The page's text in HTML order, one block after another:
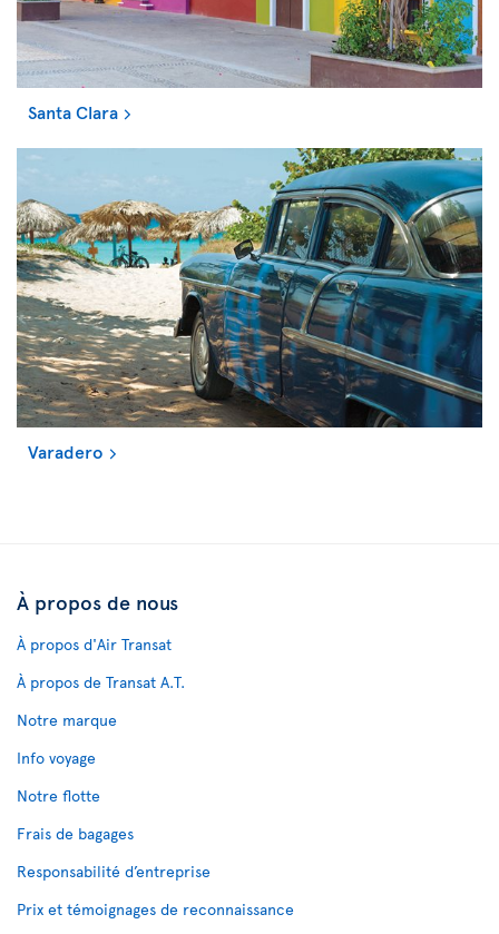
Santa Clara
Varadero
À propos de nous
À propos d'Air Transat
À propos de Transat A.T.
Notre marque
Info voyage
Notre flotte
Frais de bagages
Responsabilité d’entreprise
Prix et témoignages de reconnaissance